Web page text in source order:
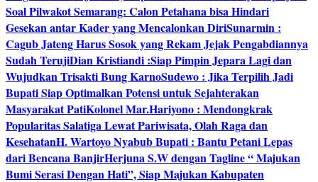
Soal Pilwakot Semarang: Calon Petahana bisa Hindari
Gesekan antar Kader yang Mencalonkan DiriSunarmin :
Cagub Jateng Harus Sosok yang Rekam Jejak Pengabdiannya
Sudah TerujiDian Kristiandi :Siap Pimpin Jepara Lagi dan
Wujudkan Trisakti Bung KarnoSudewo : Jika Terpilih Jadi
Bupati Siap Optimalkan Potensi untuk Sejahterakan
Masyarakat PatiKolonel Mar.Hariyono : Mendongkrak
Popularitas Salatiga Lewat Pariwisata, Olah Raga dan
KesehatanH. Wartoyo Nyabub Bupati : Bantu Petani Lepas
dari Bencana BanjirHerjuna S.W dengan Tagline “ Majukan
Bumi Serasi Dengan Hati”, Siap Majukan Kabupaten